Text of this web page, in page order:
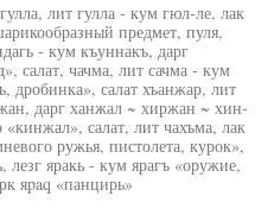
лит гулла - кум гюл-ле, лак
предмет, пуля,
- кум къуннакъ, дарг
салат, чачма, лит сачма - кум
дробинка», салат хъанжар, лит
дарг ханжал ~ хиржан ~ хин-
салат, лит чахъма, лак
ружья, пистолета, курок»,
лезг яракь - кум ярагъ «оружие,
яpaq «панцирь»